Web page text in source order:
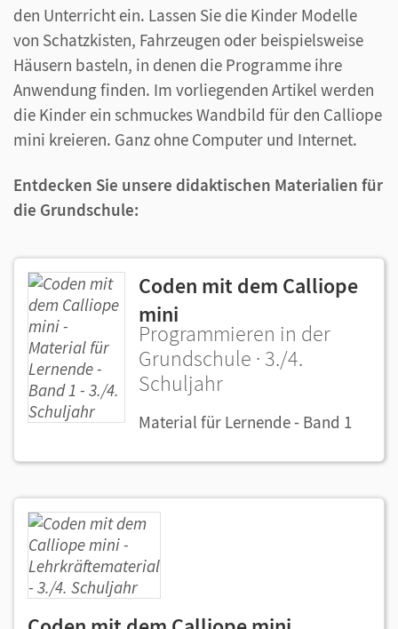
den Unterricht ein. Lassen Sie die Kinder Modelle
von Schatzkisten, Fahrzeugen oder beispielsweise
Häusern basteln, in denen die Programme ihre
Anwendung finden. Im vorliegenden Artikel werden
die Kinder ein schmuckes Wandbild für den Calliope
mini kreieren. Ganz ohne Computer und Internet.
Entdecken Sie unsere didaktischen Materialien für
die Grundschule:
Coden mit dem Calliope
mini
Programmieren in der
Grundschule · 3./4.
Schuljahr
Material für Lernende - Band 1